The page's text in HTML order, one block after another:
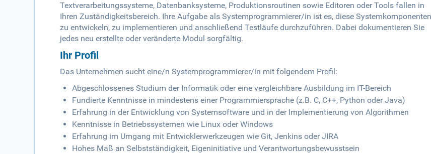
Textverarbeitungssysteme, Datenbanksysteme, Produktionsroutinen sowie Editoren oder Tools fallen in
Ihren Zuständigkeitsbereich. Ihre Aufgabe als Systemprogrammierer/in ist es, diese Systemkomponenten
zu entwickeln, zu implementieren und anschließend Testläufe durchzuführen. Dabei dokumentieren Sie
jedes neu erstellte oder veränderte Modul sorgfältig.
Ihr Profil
Das Unternehmen sucht eine/n Systemprogrammierer/in mit folgendem Profil:
Abgeschlossenes Studium der Informatik oder eine vergleichbare Ausbildung im IT-Bereich
Fundierte Kenntnisse in mindestens einer Programmiersprache (z.B. C, C++, Python oder Java)
Erfahrung in der Entwicklung von Systemsoftware und in der Implementierung von Algorithmen
Kenntnisse in Betriebssystemen wie Linux oder Windows
Erfahrung im Umgang mit Entwicklerwerkzeugen wie Git, Jenkins oder JIRA
Hohes Maß an Selbstständigkeit, Eigeninitiative und Verantwortungsbewusstsein